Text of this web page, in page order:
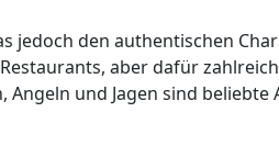
jedoch den authentischen
aber dafür
Angeln und Jagen sind beliebte